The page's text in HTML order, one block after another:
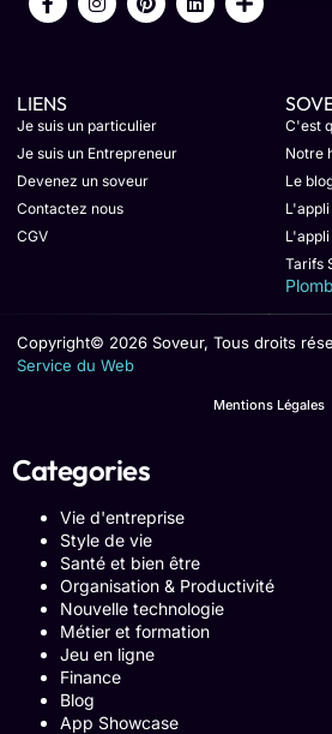
LIENS
Je suis un particulier
Je suis un Entrepreneur
Devenez un soveur
Contactez nous
CGV
C'est
Notre
Le
Tarifs
Copyright© 2026 Soveur, Tous droits
Service du Web
Mentions Légales
Categories
Vie d'entreprise
Style de vie
Santé et bien être
Organisation & Productivité
Nouvelle technologie
Métier et formation
Jeu en ligne
Finance
Blog
App Showcase